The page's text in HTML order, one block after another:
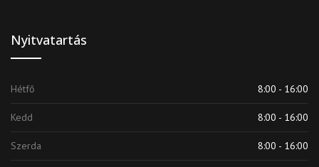
Nyitvatartás
Hétfő 8:00 - 16:00
Kedd 8:00 - 16:00
Szerda 8:00 - 16:00